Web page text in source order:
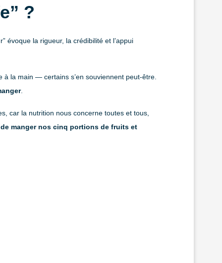
?
évoque la rigueur, la crédibilité et l’appui
la main — certains s’en souviennent peut-être.
.
car la nutrition nous concerne toutes et tous,
manger nos cinq portions de fruits et